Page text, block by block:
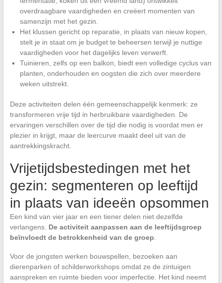
overdraagbare vaardigheden en creëert momenten van
samenzijn met het gezin.
Het klussen gericht op reparatie, in plaats van nieuw kopen,
stelt je in staat om je budget te beheersen terwijl je nuttige
vaardigheden voor het dagelijks leven verwerft.
Tuinieren, zelfs op een balkon, biedt een volledige cyclus van
planten, onderhouden en oogsten die zich over meerdere
weken uitstrekt.
Deze activiteiten delen één gemeenschappelijk kenmerk: ze
transformeren vrije tijd in herbruikbare vaardigheden. De
ervaringen verschillen over de tijd die nodig is voordat men er
plezier in krijgt, maar de leercurve maakt deel uit van de
aantrekkingskracht.
Vrijetijdsbestedingen met het
gezin: segmenteren op leeftijd
in plaats van ideeën opsommen
Een kind van vier jaar en een tiener delen niet dezelfde
verlangens. De activiteit aanpassen aan de leeftijdsgroep
beïnvloedt de betrokkenheid van de groep.
Voor de jongsten werken bouwspellen, bezoeken aan
dierenparken of schilderworkshops omdat ze de zintuigen
aanspreken en ruimte bieden voor imperfectie. Het kind neemt